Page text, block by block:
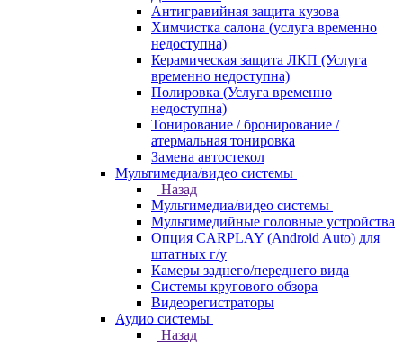
Антигравийная защита кузова
Химчистка салона (услуга временно
недоступна)
Керамическая защита ЛКП (Услуга
временно недоступна)
Полировка (Услуга временно
недоступна)
Тонирование / бронирование /
атермальная тонировка
Замена автостекол
Мультимедиа/видео системы
Назад
Мультимедиа/видео системы
Мультимедийные головные устройства
Опция CARPLAY (Android Auto) для
штатных г/у
Камеры заднего/переднего вида
Системы кругового обзора
Видеорегистраторы
Аудио системы
Назад